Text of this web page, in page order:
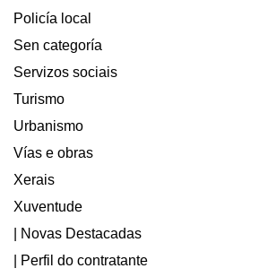
Policía local
Sen categoría
Servizos sociais
Turismo
Urbanismo
Vías e obras
Xerais
Xuventude
| Novas Destacadas
| Perfil do contratante